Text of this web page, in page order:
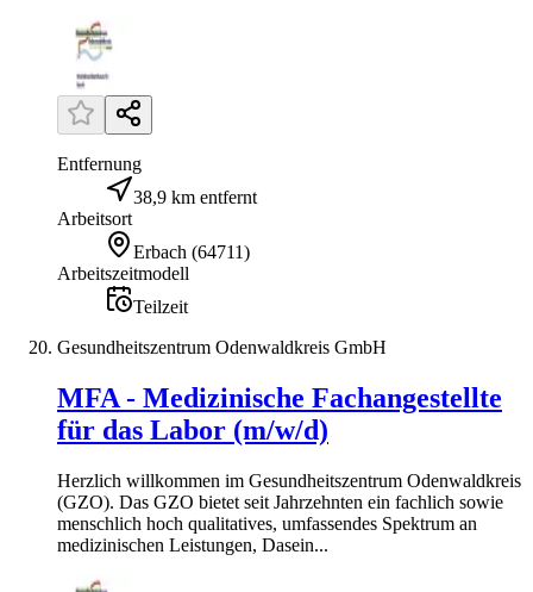
Entfernung
38,9 km entfernt
Arbeitsort
Erbach (64711)
Arbeitszeitmodell
Teilzeit
Gesundheitszentrum Odenwaldkreis GmbH
MFA - Medizinische Fachangestellte
für das Labor (m/w/d)
Herzlich willkommen im Gesundheitszentrum Odenwaldkreis
(GZO). Das GZO bietet seit Jahrzehnten ein fachlich sowie
menschlich hoch qualitatives, umfassendes Spektrum an
medizinischen Leistungen, Dasein...